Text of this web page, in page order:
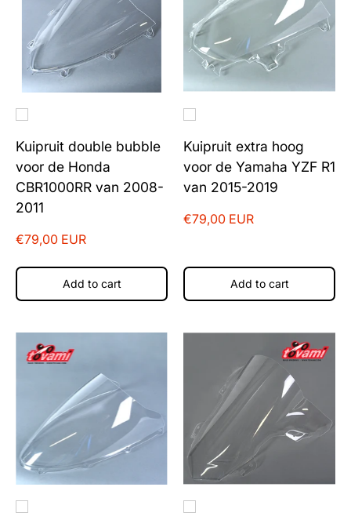
Kuipruit double bubble
voor de Honda
CBR1000RR van 2008-
2011
€79,00 EUR
Add to cart
Kuipruit extra hoog
voor de Yamaha YZF R1
van 2015-2019
€79,00 EUR
Add to cart